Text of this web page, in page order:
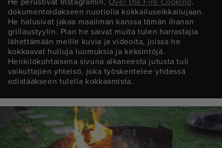
dokumentoidakseen nuotiolla kokkailuseikkailujaan.
He halusivat jakaa maailman kanssa tämän ihanan
grillaustyylin. Pian he saivat muita tulen harrastajia
lähettämään meille kuvia ja videoita, joissa he
kokkaavat hulluja luomuksia ja keksintöjä.
Henkilökohtaisena sivuna alkaneesta jutusta tuli
vaikuttajien yhteisö, joka työskentelee yhdessä
edistääkseen tulella kokkaamista.